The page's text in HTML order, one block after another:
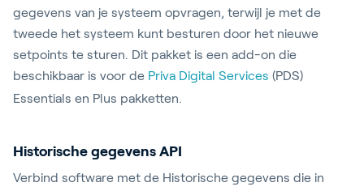
gegevens van je systeem opvragen, terwijl je met de
tweede het systeem kunt besturen door het nieuwe
setpoints te sturen. Dit pakket is een add-on die
beschikbaar is voor de Priva Digital Services (PDS)
Essentials en Plus pakketten.
Historische gegevens API
Verbind software met de Historische gegevens die in